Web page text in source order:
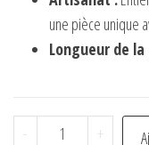
une pièce unique
Longueur de la
-
quantité
+